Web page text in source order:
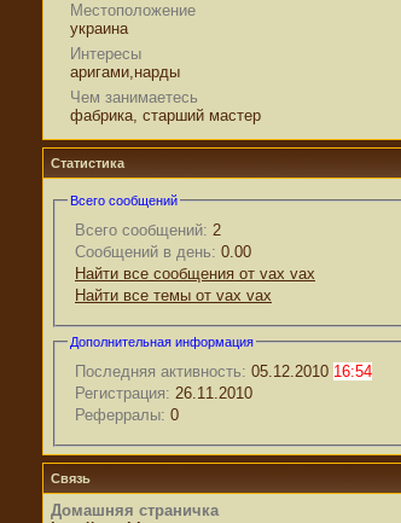
Местоположение
украина
Интересы
аригами,нарды
Чем занимаетесь
фабрика, старший мастер
Статистика
Всего сообщений
Всего сообщений: 2
Сообщений в день: 0.00
Найти все сообщения от vax vax
Найти все темы от vax vax
Дополнительная информация
Последняя активность: 05.12.2010 16:54
Регистрация: 26.11.2010
Реферралы: 0
Связь
Домашняя страничка